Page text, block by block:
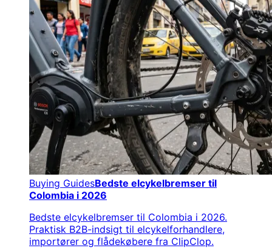
Buying GuidesBedste elcykelbremser til
Colombia i 2026
Bedste elcykelbremser til Colombia i 2026.
Praktisk B2B-indsigt til elcykelforhandlere,
importører og flådekøbere fra ClipClop.